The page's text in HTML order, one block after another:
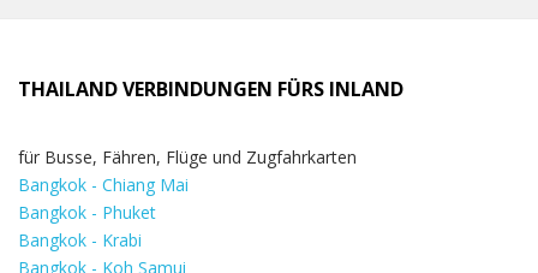
THAILAND VERBINDUNGEN FÜRS INLAND
für Busse, Fähren, Flüge und Zugfahrkarten
Bangkok - Chiang Mai
Bangkok - Phuket
Bangkok - Krabi
Bangkok - Koh Samui